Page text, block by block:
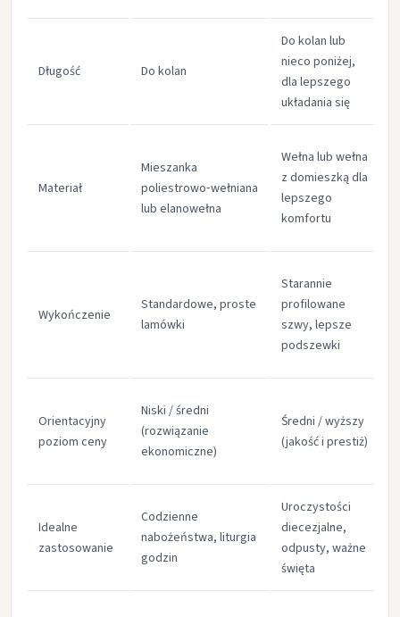
Długość Do kolan​
Do kolan lub
nieco poniżej,
dla lepszego
układania się​
Materiał
Mieszanka
poliestrowo‑wełniana
lub elanowełna​
Wełna lub wełna
z domieszką dla
lepszego
komfortu​
Wykończenie
Standardowe, proste
lamówki​
Starannie
profilowane
szwy, lepsze
podszewki​
Orientacyjny
poziom ceny
Niski / średni
(rozwiązanie
ekonomiczne)​
Średni / wyższy
(jakość i prestiż)​
Idealne
zastosowanie
Codzienne
nabożeństwa, liturgia
godzin​
Uroczystości
diecezjalne,
odpusty, ważne
święta​